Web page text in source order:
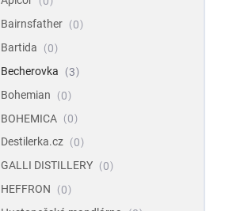
Bairnsfather
0
Bartida
0
Becherovka
3
Bohemian
0
BOHEMICA
0
Destilerka.cz
0
GALLI DISTILLERY
0
HEFFRON
0